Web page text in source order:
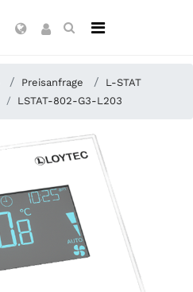
Preisanfrage
L-STAT
LSTAT-802-G3-L203